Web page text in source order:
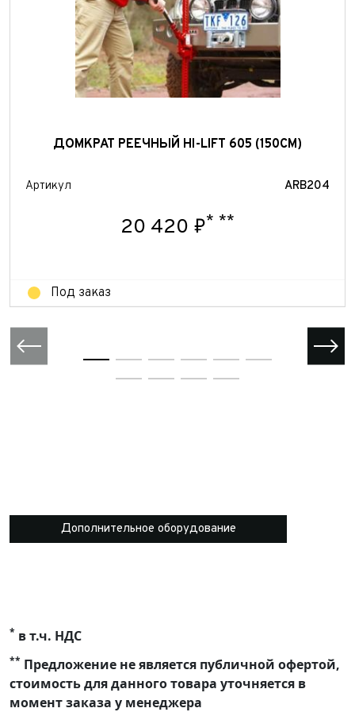
ДОМКРАТ РЕЕЧНЫЙ HI-LIFT 605 (150СМ)
Артикул ARB204
20 420 ₽* **
Под заказ
Дополнительное оборудование
* в т.ч. НДС
** Предложение не является публичной офертой,
стоимость для данного товара уточняется в
момент заказа у менеджера